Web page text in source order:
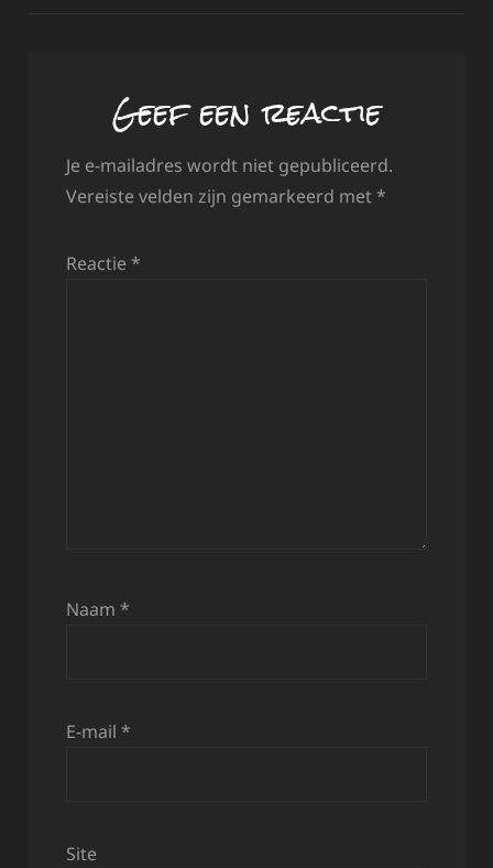
Geef een reactie
Je e-mailadres wordt niet gepubliceerd.
Vereiste velden zijn gemarkeerd met *
Reactie *
Naam *
E-mail *
Site